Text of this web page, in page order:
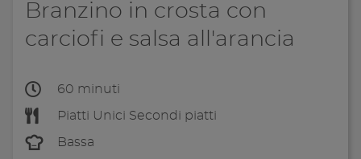
Branzino in crosta con
carciofi e salsa all'arancia
60 minuti
Piatti Unici Secondi piatti
Bassa